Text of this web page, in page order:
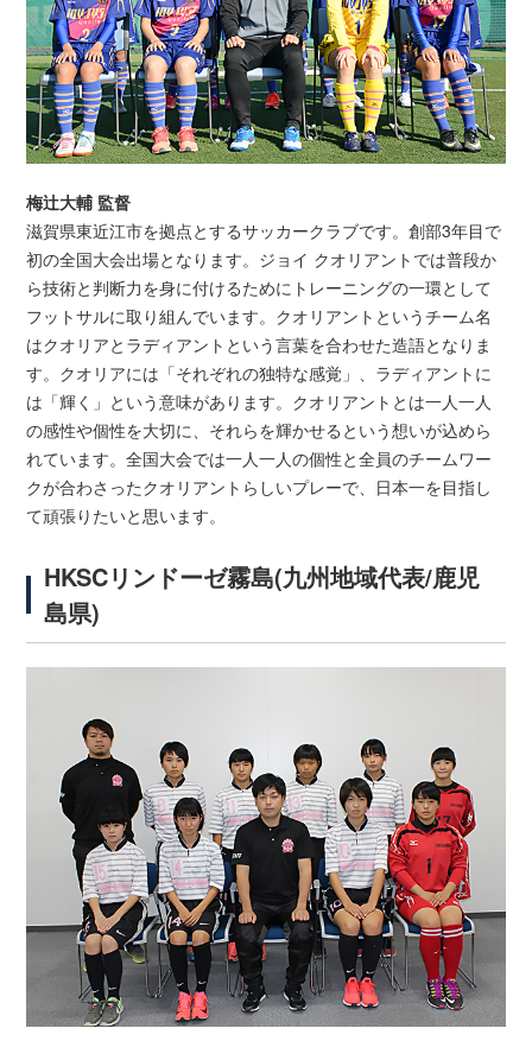
梅辻大輔 監督
滋賀県東近江市を拠点とするサッカークラブです。創部3年目で
初の全国大会出場となります。ジョイ クオリアントでは普段か
ら技術と判断力を身に付けるためにトレーニングの一環として
フットサルに取り組んでいます。クオリアントというチーム名
はクオリアとラディアントという言葉を合わせた造語となりま
す。クオリアには「それぞれの独特な感覚」、ラディアントに
は「輝く」という意味があります。クオリアントとは一人一人
の感性や個性を大切に、それらを輝かせるという想いが込めら
れています。全国大会では一人一人の個性と全員のチームワー
クが合わさったクオリアントらしいプレーで、日本一を目指し
て頑張りたいと思います。
HKSCリンドーゼ霧島(九州地域代表/鹿児
島県)